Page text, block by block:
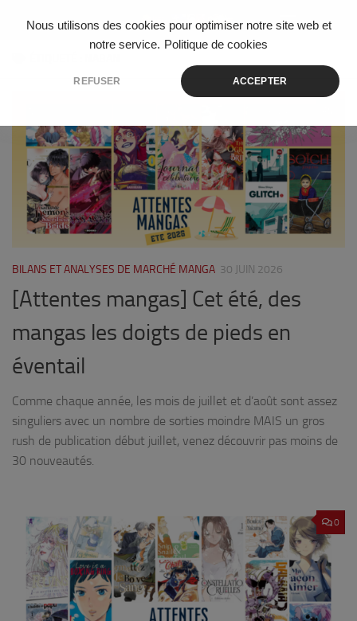
Nous utilisons des cookies pour optimiser notre site web et
notre service. Politique de cookies
REFUSER ACCEPTER
Skip to content
BILANS ET ANALYSES DE MARCHÉ MANGA 30 JUIN 2026
[Attentes mangas] Cet été, des
mangas les doigts de pieds en
éventail
Comme chaque année, les mois de juillet et d’août sont assez
singuliers avec un nombre de sorties moindre MAIS un gros
rush de publication début juillet, venez découvrir pas moins de
30 nouveautés.
0